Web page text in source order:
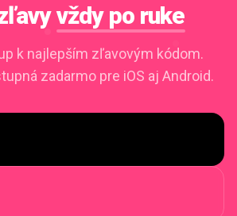
vždy po ruke
k najlepším zľavovým kódom.
zadarmo pre iOS aj Android.